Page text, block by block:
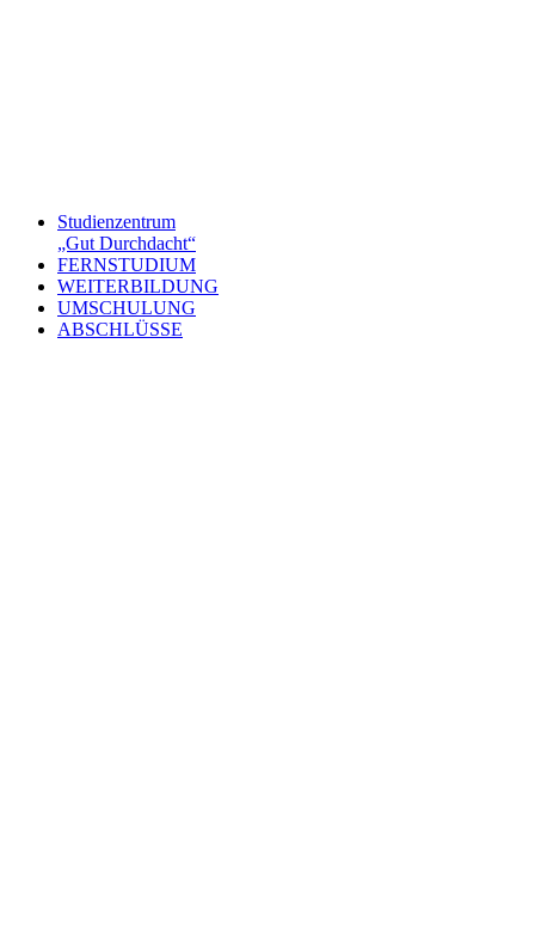
Studienzentrum
„Gut Durchdacht“
FERNSTUDIUM
WEITERBILDUNG
UMSCHULUNG
ABSCHLÜSSE